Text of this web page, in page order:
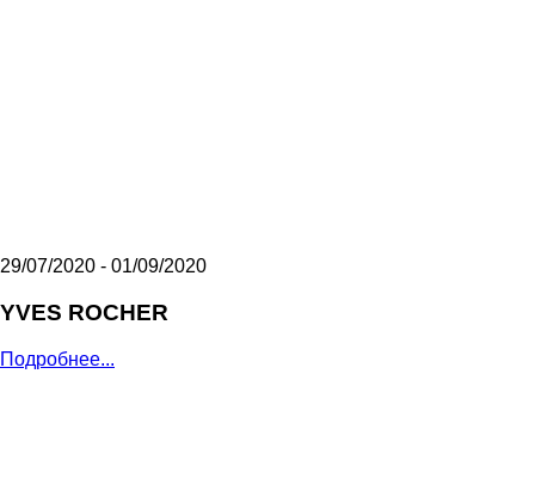
29/07/2020 - 01/09/2020
YVES ROCHER
Подробнее...